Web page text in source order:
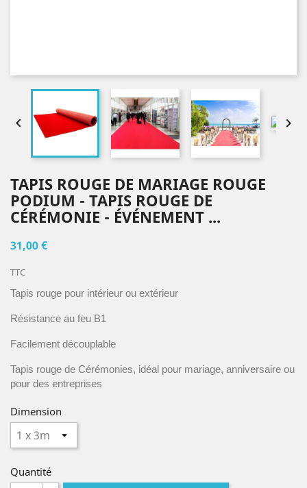
 
TAPIS ROUGE DE MARIAGE ROUGE
PODIUM - TAPIS ROUGE DE
CÉRÉMONIE - ÉVÉNEMENT ...
31,00 €
TTC
Tapis rouge pour intérieur ou extérieur
Résistance au feu B1
Facilement découplable
Tapis rouge de Cérémonies, idéal pour mariage, anniversaire ou
pour des entreprises
Dimension
Quantité